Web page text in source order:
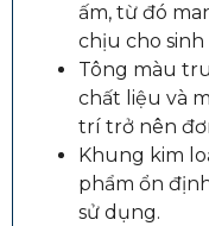
ấm, từ đó
chịu cho sinh
Tông màu
chất liệu và
trí trở nên
Khung kim
phẩm ổn
sử dụng.